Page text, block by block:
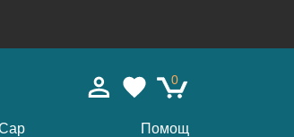
0
Помощ